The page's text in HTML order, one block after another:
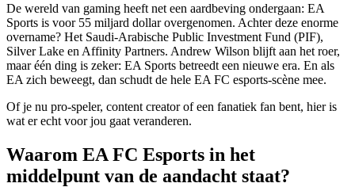
De wereld van gaming heeft net een aardbeving ondergaan: EA
Sports is voor 55 miljard dollar overgenomen. Achter deze enorme
overname? Het Saudi-Arabische Public Investment Fund (PIF),
Silver Lake en Affinity Partners. Andrew Wilson blijft aan het roer,
maar één ding is zeker: EA Sports betreedt een nieuwe era. En als
EA zich beweegt, dan schudt de hele EA FC esports-scène mee.
Of je nu pro-speler, content creator of een fanatiek fan bent, hier is
wat er echt voor jou gaat veranderen.
Waarom EA FC Esports in het
middelpunt van de aandacht staat?